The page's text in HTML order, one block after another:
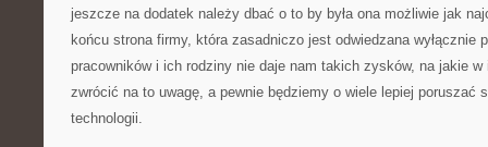
jeszcze na dodatek należy dbać o to by była ona możliwie jak
końcu strona firmy, która zasadniczo jest odwiedzana wyłącznie
pracowników i ich rodziny nie daje nam takich zysków, na jakie w
zwrócić na to uwagę, a pewnie będziemy o wiele lepiej poruszać
technologii.